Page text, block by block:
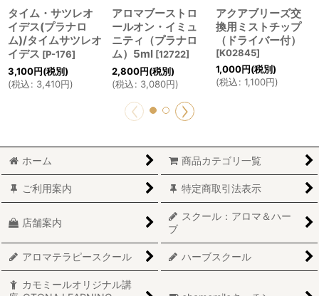
タイム・サツレオ
イデス(プラナロ
ム)/タイムサツレオ
イデス [P-176]
3,100円(税別)
(税込: 3,410円)
アロマブーストロ
ールオン・イミュ
ニティ（プラナロ
ム）5ml [12722]
2,800円(税別)
(税込: 3,080円)
アクアブリーズ交
換用ミストチップ
（ドライバー付）
[K02845]
1,000円(税別)
(税込: 1,100円)
ホーム 商品カテゴリ一覧
ご利用案内 特定商取引法表示
店舗案内
スクール：アロマ＆ハー
ブ
アロマテラピースクール ハーブスクール
カモミールオリジナル講